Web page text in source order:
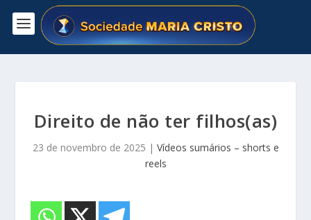
Direito de não ter filhos(as)
23 de novembro de 2025 | Vídeos sumários – shorts e
reels